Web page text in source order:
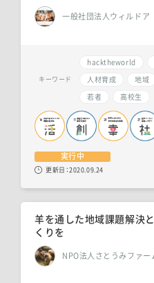
一般社団法人ウィルドア
キーワード
hacktheworld
人材育成
地域
若者
高校生
実行中
更新日：2020.09.24
羊を通した地域課題解決
くりを
NPO法人さとうみファー